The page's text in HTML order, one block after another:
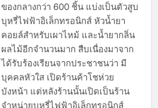
ของกลางกว่า 600 ชิ้น แบ่งเป็นตัวสูบ
บุหรี่ไฟฟ้าอิเล็กทรอนิกส์ หัวน้ำยา
คอยล์สำหรับเผาไหม้ และน้ำยากลิ่น
ผลไม้อีกจำนวนมาก สืบเนื่องมาจาก
ได้รับร้องเรียนจากประชาชนว่า มี
บุคคลหัวใส เปิดร้านค้าโชห่วย
บังหน้า แต่หลังร้านนั้นเปิดเป็นร้าน
จำหน่ายบุหรี่ไฟฟ้าอิเล็กทรอนิกส์